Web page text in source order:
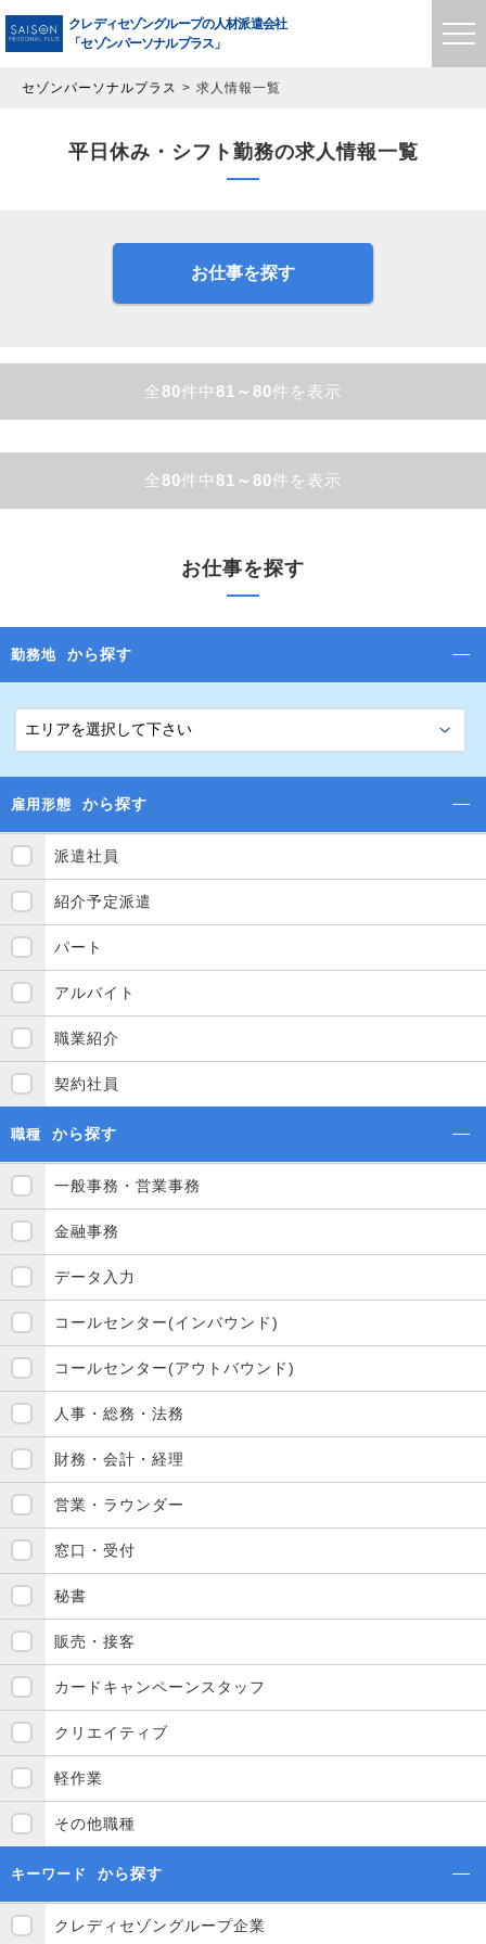
クレディセゾングループの人材派遣会社
「セゾンパーソナルプラス」
セゾンパーソナルプラス 求人情報一覧
平日休み・シフト勤務の求人情報一覧
お仕事を探す
全80件中 81～80件を表示
全80件中 81～80件を表示
お仕事を探す
勤務地 から探す
雇用形態 から探す
派遣社員
紹介予定派遣
パート
アルバイト
職業紹介
契約社員
職種 から探す
一般事務・営業事務
金融事務
データ入力
コールセンター(インバウンド)
コールセンター(アウトバウンド)
人事・総務・法務
財務・会計・経理
営業・ラウンダー
窓口・受付
秘書
販売・接客
カードキャンペーンスタッフ
クリエイティブ
軽作業
その他職種
キーワード から探す
クレディセゾングループ企業